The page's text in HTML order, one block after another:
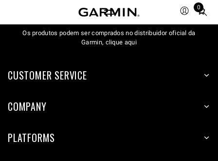
0
Total
items
in
Os produtos podem ser comprados no distribuidor oficial da
Garmin, clique aqui
CUSTOMER SERVICE
COMPANY
PLATFORMS